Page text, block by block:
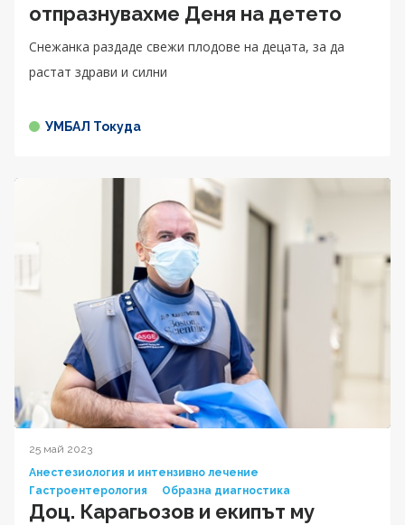
отпразнувахме Деня на детето
Снежанка раздаде свежи плодове на децата, за да
растат здрави и силни
УМБАЛ Токуда
25 май 2023
Анестезиология и интензивно лечение
Гастроентерология
Образна диагностика
Доц. Карагьозов и екипът му